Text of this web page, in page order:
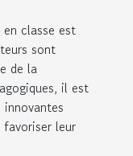
classe est
sont
de la
il est
leur